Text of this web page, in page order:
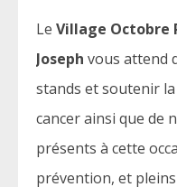
Le Village Octobre
Joseph vous attend
stands et soutenir
cancer ainsi que de
présents à cette
prévention, et